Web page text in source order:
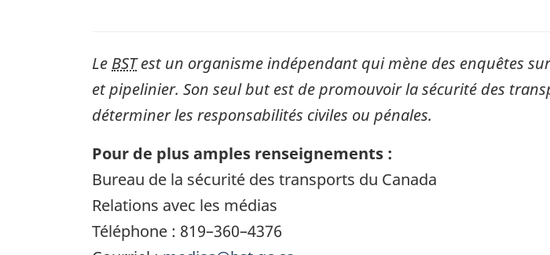
Le BSTest un organisme indépendant qui mène des enquêtes
et pipelinier. Son seul but est de promouvoir la sécurité des
déterminer les responsabilités civiles ou pénales.
Pour de plus amples renseignements :
Bureau de la sécurité des transports du Canada
Relations avec les médias
Téléphone : 819–360–4376